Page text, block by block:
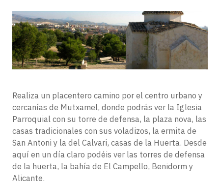
Realiza un placentero camino por el centro urbano y
cercanías de Mutxamel, donde podrás ver la Iglesia
Parroquial con su torre de defensa, la plaza nova, las
casas tradicionales con sus voladizos, la ermita de
San Antoni y la del Calvari, casas de la Huerta. Desde
aquí en un día claro podéis ver las torres de defensa
de la huerta, la bahía de El Campello, Benidorm y
Alicante.